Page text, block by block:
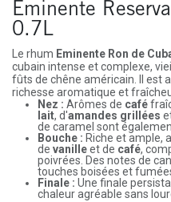
Eminente
0.7L
Le rhum Eminente Ron de
cubain intense et complexe,
fûts de chêne américain. Il est
richesse aromatique et
Nez : Arômes de café
lait, d'amandes grillées
de caramel sont
Bouche : Riche et ample,
de vanilleet de café,
poivrées. Des notes de
touches boisées et
Finale : Une finale
chaleur agréable sans